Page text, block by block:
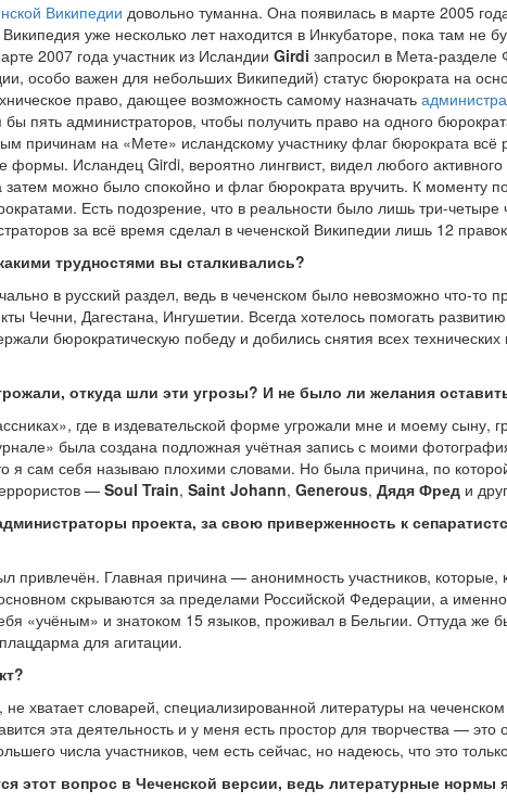
Википедии довольно туманна. Она появилась в марте 2005
уже несколько лет находится в Инкубаторе, пока там не
2007 года участник из Исландии Girdi запросил в Мета-
особо важен для небольших Википедий) статус бюрократа на
право, дающее возможность самому назначать
пять администраторов, чтобы получить право на одного
причинам на «Мете» исландскому участнику флаг бюрократа всё
Исландец Girdi, вероятно лингвист, видел любого
можно было спокойно и флаг бюрократа вручить. К моменту
Есть подозрение, что в реальности было лишь три-четыре
за всё время сделал в чеченской Википедии лишь 12
трудностями вы сталкивались?
в русский раздел, ведь в чеченском было невозможно что-то
Чечни, Дагестана, Ингушетии. Всегда хотелось помогать
бюрократическую победу и добились снятия всех
откуда шли эти угрозы? И не было ли желания
где в издевательской форме угрожали мне и моему сыну,
была создана подложная учётная запись с моими
я сам себя называю плохими словами. Но была причина, по
— Soul Train, Saint Johann, Generous, Дядя Фред и
проекта, за свою приверженность к
привлечён. Главная причина — анонимность участников, которые,
скрываются за пределами Российской Федерации, а
«учёным» и знатоком 15 языков, проживал в Бельгии. Оттуда
для агитации.
хватает словарей, специализированной литературы на
эта деятельность и у меня есть простор для творчества —
числа участников, чем есть сейчас, но надеюсь, что это
этот вопрос в Чеченской версии, ведь литературные